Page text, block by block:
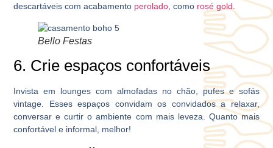
descartáveis com acabamento perolado , como rosé gold
Bello Festas
6. Crie espaços confortáveis
Invista em lounges com almofadas no chão, pufes e sofás
vintage. Esses espaços convidam os convidados a relaxar,
conversar e curtir o ambiente com mais leveza. Quanto mais
confortável e informal, melhor!